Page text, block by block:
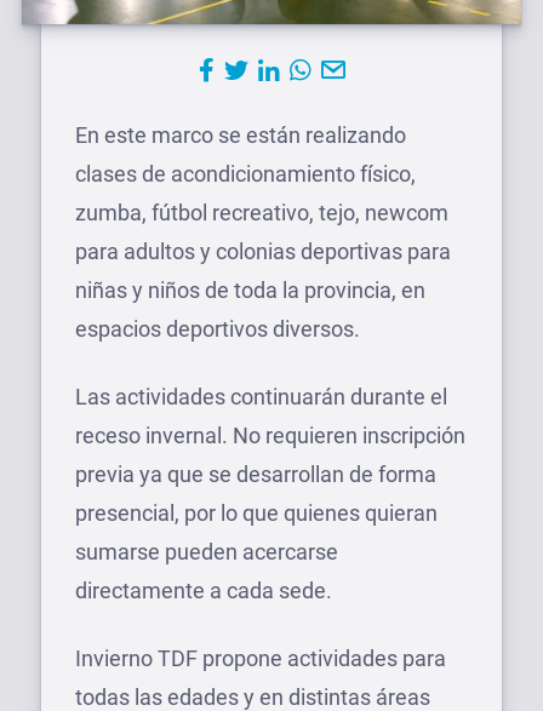
En este marco se están realizando
clases de acondicionamiento físico,
zumba, fútbol recreativo, tejo, newcom
para adultos y colonias deportivas para
niñas y niños de toda la provincia, en
espacios deportivos diversos.
Las actividades continuarán durante el
receso invernal. No requieren inscripción
previa ya que se desarrollan de forma
presencial, por lo que quienes quieran
sumarse pueden acercarse
directamente a cada sede.
Invierno TDF propone actividades para
todas las edades y en distintas áreas